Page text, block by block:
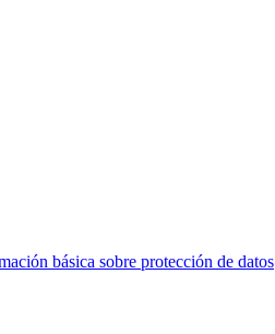
básica sobre protección de datos